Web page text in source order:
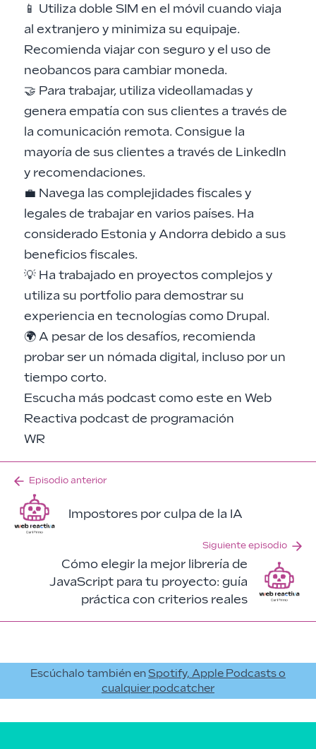
📱 Utiliza doble SIM en el móvil cuando viaja
al extranjero y minimiza su equipaje.
Recomienda viajar con seguro y el uso de
neobancos para cambiar moneda.
🤝 Para trabajar, utiliza videollamadas y
genera empatía con sus clientes a través de
la comunicación remota. Consigue la
mayoría de sus clientes a través de LinkedIn
y recomendaciones.
💼 Navega las complejidades fiscales y
legales de trabajar en varios países. Ha
considerado Estonia y Andorra debido a sus
beneficios fiscales.
💡 Ha trabajado en proyectos complejos y
utiliza su portfolio para demostrar su
experiencia en tecnologías como Drupal.
🌍 A pesar de los desafíos, recomienda
probar ser un nómada digital, incluso por un
tiempo corto.
Escucha más podcast como este en Web
Reactiva podcast de programación
WR
Episodio anterior
Impostores por culpa de la IA
Siguiente episodio
Cómo elegir la mejor librería de
JavaScript para tu proyecto: guía
práctica con criterios reales
Escúchalo también en Spotify, Apple Podcasts o
cualquier podcatcher